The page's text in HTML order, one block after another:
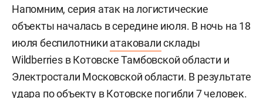
Напомним, серия атак на логистические
объекты началась в середине июля. В ночь на 18
июля беспилотники атаковалисклады
Wildberries в Котовске Тамбовской области и
Электростали Московской области. В результате
удара по объекту в Котовске погибли 7 человек.